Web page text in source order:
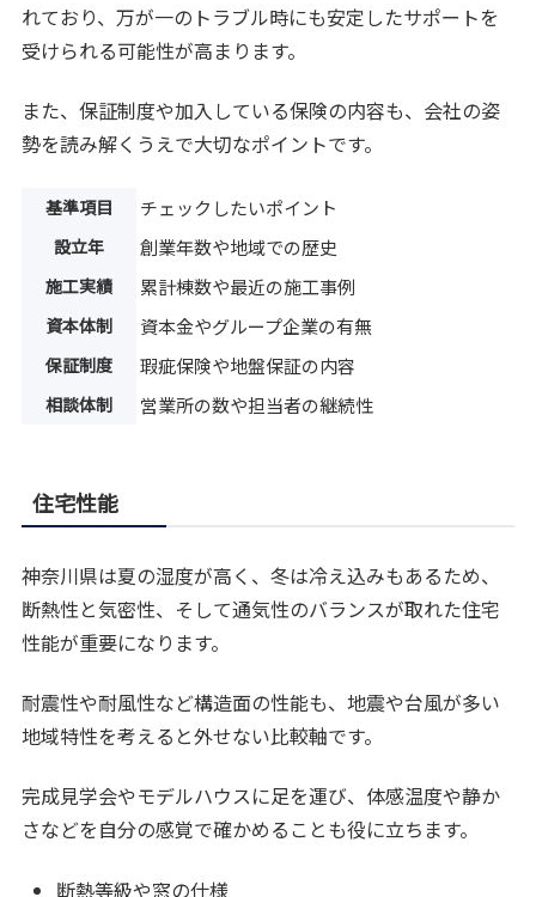
れており、万が一のトラブル時にも安定したサポートを
受けられる可能性が高まります。
また、保証制度や加入している保険の内容も、会社の姿
勢を読み解くうえで大切なポイントです。
基準項目 チェックしたいポイント
設立年 創業年数や地域での歴史
施工実績 累計棟数や最近の施工事例
資本体制 資本金やグループ企業の有無
保証制度 瑕疵保険や地盤保証の内容
相談体制 営業所の数や担当者の継続性
住宅性能
神奈川県は夏の湿度が高く、冬は冷え込みもあるため、
断熱性と気密性、そして通気性のバランスが取れた住宅
性能が重要になります。
耐震性や耐風性など構造面の性能も、地震や台風が多い
地域特性を考えると外せない比較軸です。
完成見学会やモデルハウスに足を運び、体感温度や静か
さなどを自分の感覚で確かめることも役に立ちます。
断熱等級や窓の仕様